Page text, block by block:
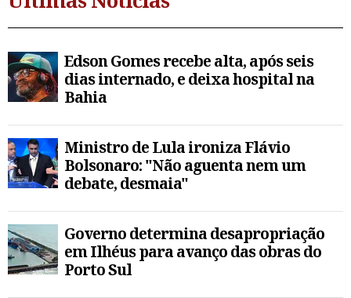
Edson Gomes recebe alta, após seis
dias internado, e deixa hospital na
Bahia
Ministro de Lula ironiza Flávio
Bolsonaro: "Não aguenta nem um
debate, desmaia"
Governo determina desapropriação
em Ilhéus para avanço das obras do
Porto Sul